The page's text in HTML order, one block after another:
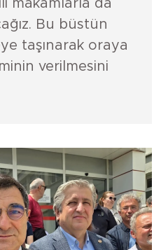
makamlarla da
Bu büstün
taşınarak oraya
verilmesini